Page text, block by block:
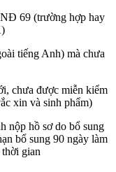
69 (trường hợp hay
tiếng Anh) mà chưa
chưa được miễn kiểm
xin và sinh phẩm)
nộp hồ sơ do bổ sung
bổ sung 90 ngày làm
gian